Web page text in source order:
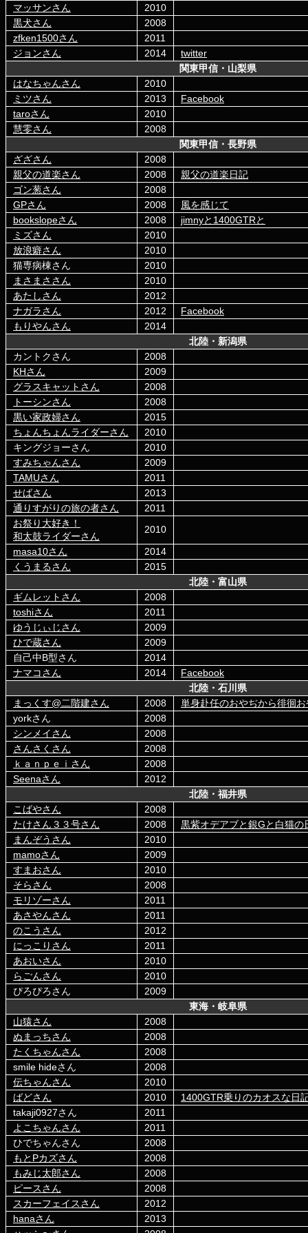
マッサンさん
2010
黒犬さん
2008
zfken1500さん
2011
ジョンさん
2014
twitter
関東甲信・山梨県
はなちゃんさん
2010
ミツさん
2013
Facebook
taroさん
2010
慧零さん
2008
関東甲信・長野県
ざざさん
2008
親父の道楽さん
2008
親父の道楽日記
ゴン葱さん
2008
GPさん
2008
風を感じて
bookslopeさん
2008
jimnyと1400GTRと
ミズさん
2010
放浪癖さん
2010
猫専病棟さん
2010
まさまささん
2010
あたしさん
2012
ナガラさん
2012
Facebook
もりやんさん
2014
北陸・新潟県
カントクさん
2008
KHさん
2009
グラスキャットさん
2008
トーシンさん
2008
黒い家政婦さん
2015
ちょんちょんライダーさん
2010
キングジョーさん
2010
すみちゃんさん
2009
TAMUさん
2011
せばさん
2013
通りすがりの旅の者さん
2011
お祭り大好き！
和太鼓ライダーさん
2010
masa10さん
2014
くうまるさん
2015
北陸・富山県
ギムレットさん
2008
toshiさん
2011
ゆうじぃじさん
2009
ひで蔵さん
2009
自己中B型さん
2014
ナマコさん
2014
Facebook
北陸・石川県
まっくす@二階建さん
2008
単身赴任のおやぢから徘徊
yorkさん
2008
シンメイさん
2008
さんさくさん
2008
ｋａｎｐｅｉさん
2008
Seenaさん
2012
北陸・福井県
こばやさん
2008
たけさん３３号さん
2008
黒紫オデアブと銀Gと白猫の
まんぞうさん
2010
mamoさん
2009
すまおさん
2010
そらさん
2008
モリゾーさん
2011
あさやんさん
2011
のこうさん
2012
にっこりさん
2011
あおいさん
2010
らごんさん
2010
ぴろぴろさん
2009
東海・岐阜県
山猿さん
2008
ぬまっちさん
2008
たくちゃんさん
2008
smile hideさん
2008
伝ちゃんさん
2010
ばどさん
2010
1400GTR乗りのカオスな日
takaji0927さん
2011
よこちゃんさん
2011
ひでちゃんさん
2008
もとPカズさん
2008
もみじ太郎さん
2008
ピースさん
2008
スカーフェイスさん
2012
hanaさん
2013